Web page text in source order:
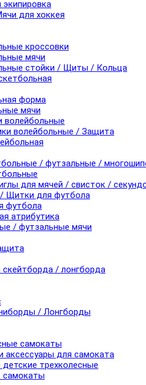
экипировка
для хоккея
кроссовки
мячи
стойки / Щиты / Кольца
форма
мячи
волейбольные
волейбольные / Защита
/ футзальные /
для мячей / свисток /
Щитки для футбола
футбола
атрибутика
/ футзальные мячи
скейтборда / лонгборда
/ Лонгборды
самокаты
аксессуары для самоката
трехколесные